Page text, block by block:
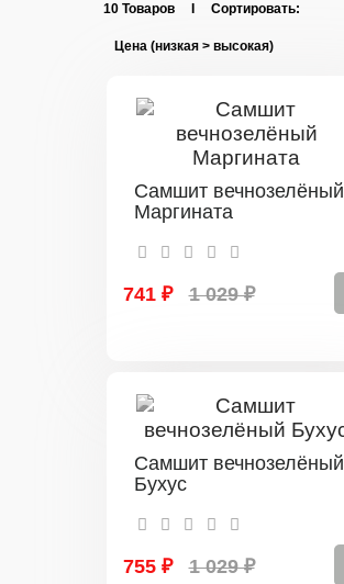
10 Товаров I Сортировать:
Самшит вечнозелёный
Маргината
741 ₽ 1 029 ₽
Самшит вечнозелёный
Бухус
755 ₽ 1 029 ₽